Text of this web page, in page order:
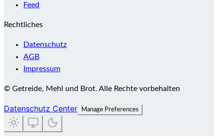
Feed
Rechtliches
Datenschutz
AGB
Impressum
© Getreide, Mehl und Brot. Alle Rechte vorbehalten
Datenschutz Center Manage Preferences